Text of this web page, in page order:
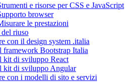
e risorse per CSS e JavaScript
browser
le prestazioni
riuso
con il design system .italia
framework Bootstrap Italia
kit di sviluppo React
kit di sviluppo Angular
con i modelli di sito e servizi